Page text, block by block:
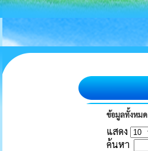
ข้อมูลทั้งหมด
แสดง
ค้นหา